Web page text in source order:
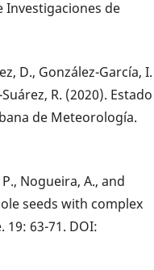
de
D., González-García, I.
R. (2020). Estado
de Meteorología.
Nogueira, A., and
seeds with complex
63-71. DOI: